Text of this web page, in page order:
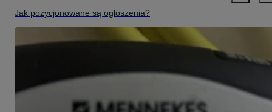
Jak pozycjonowane są ogłoszenia?